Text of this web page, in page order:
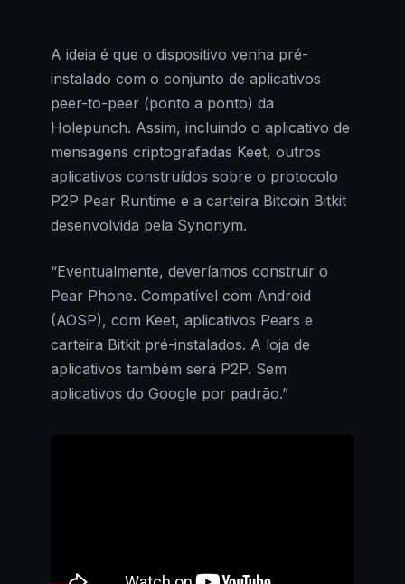
A ideia é que o dispositivo venha pré-
instalado com o conjunto de aplicativos
peer-to-peer (ponto a ponto) da
Holepunch. Assim, incluindo o aplicativo de
mensagens criptografadas Keet, outros
aplicativos construídos sobre o protocolo
P2P Pear Runtime e a carteira Bitcoin Bitkit
desenvolvida pela Synonym.
“Eventualmente, deveríamos construir o
Pear Phone. Compatível com Android
(AOSP), com Keet, aplicativos Pears e
carteira Bitkit pré-instalados. A loja de
aplicativos também será P2P. Sem
aplicativos do Google por padrão.”